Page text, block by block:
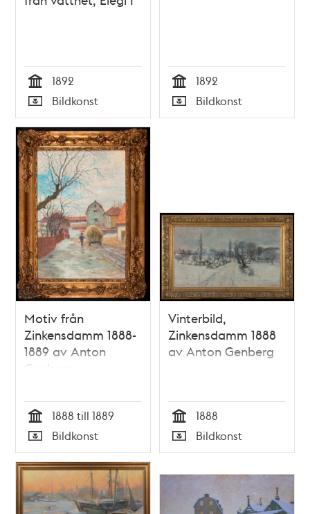
Tid
1892
Typ
Bildkonst Tid
1892
Typ
Bildkonst
Motiv från
Zinkensdamm 1888-
1889 av Anton
Genberg
Tid
1888 till 1889
Typ
Bildkonst
Vinterbild,
Zinkensdamm 1888
av Anton Genberg
Tid
1888
Typ
Bildkonst